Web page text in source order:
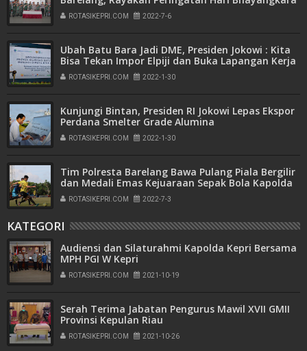
ke-76
ROTASIKEPRI.COM 2022-7-6
Ubah Batu Bara Jadi DME, Presiden Jokowi : Kita
Bisa Tekan Impor Elpiji dan Buka Lapangan Kerja
ROTASIKEPRI.COM 2022-1-30
Kunjungi Bintan, Presiden RI Jokowi Lepas Ekspor
Perdana Smelter Grade Alumina
ROTASIKEPRI.COM 2022-1-30
Tim Polresta Barelang Bawa Pulang Piala Bergilir
dan Medali Emas Kejuaraan Sepak Bola Kapolda
Kepri Cup Tahun 2022
ROTASIKEPRI.COM 2022-7-3
KATEGORI
Audiensi dan Silaturahmi Kapolda Kepri Bersama
MPH PGI W Kepri
ROTASIKEPRI.COM 2021-10-19
Serah Terima Jabatan Pengurus Mawil XVII GMII
Provinsi Kepulan Riau
ROTASIKEPRI.COM 2021-10-26